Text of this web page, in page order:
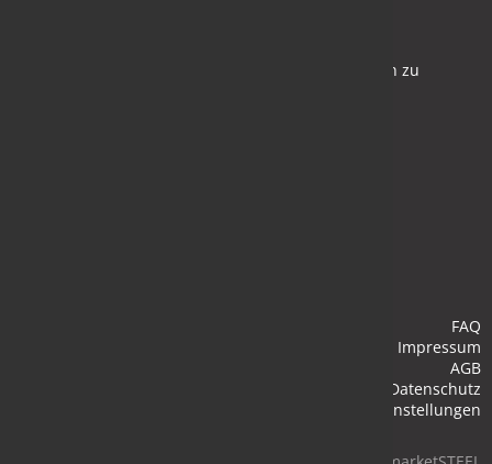
Bleiben Sie auf dem Laufenden und melden Sie sich zu
FAQ
Impressum
AGB
Datenschutz
Cookie-Einstellungen